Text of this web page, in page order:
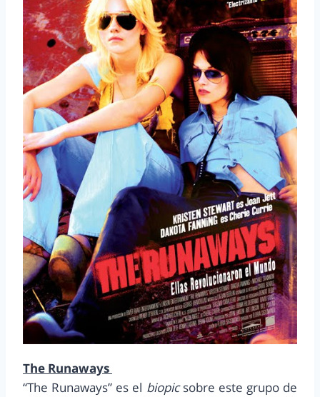
The Runaways
“The Runaways” es el biopicsobre este grupo de